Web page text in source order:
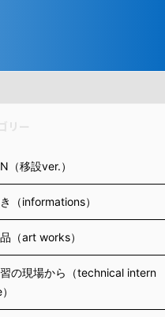
（移設ver.）
（informations）
（art works）
の現場から（technical intern